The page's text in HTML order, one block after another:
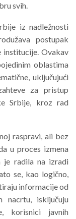
svih.
iz nadležnosti
postupak
institucije. Ovakav
oblastima
uključujući
za pristup
Srbije, kroz rad
raspravi, ali bez
u proces izmena
je radila na izradi
se, kao logično,
informacije od
nacrtu, isključuju
korisnici javnih